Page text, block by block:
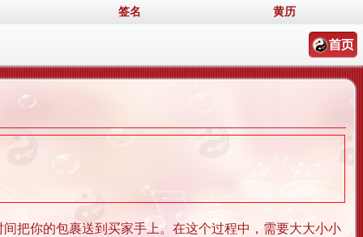
签名 黄历
把你的包裹送到买家手上。在这个过程中，需要大大小小